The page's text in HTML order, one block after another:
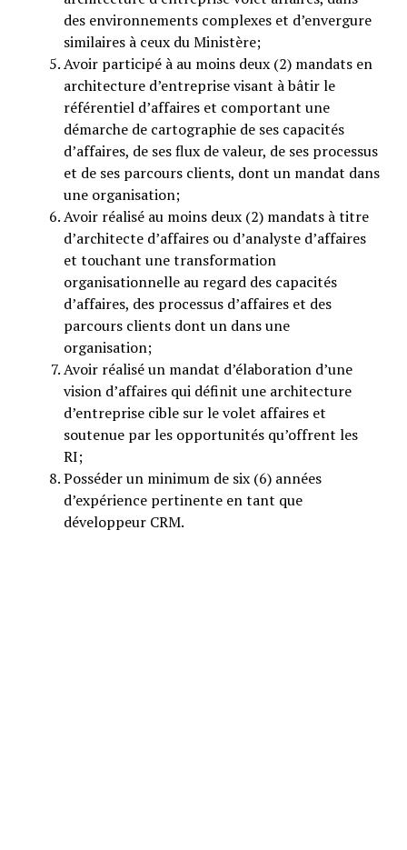
des environnements complexes et d’envergure
similaires à ceux du Ministère;
Avoir participé à au moins deux (2) mandats en
architecture d’entreprise visant à bâtir le
référentiel d’affaires et comportant une
démarche de cartographie de ses capacités
d’affaires, de ses flux de valeur, de ses processus
et de ses parcours clients, dont un mandat dans
une organisation;
Avoir réalisé au moins deux (2) mandats à titre
d’architecte d’affaires ou d’analyste d’affaires
et touchant une transformation
organisationnelle au regard des capacités
d’affaires, des processus d’affaires et des
parcours clients dont un dans une
organisation;
Avoir réalisé un mandat d’élaboration d’une
vision d’affaires qui définit une architecture
d’entreprise cible sur le volet affaires et
soutenue par les opportunités qu’offrent les
RI;
Posséder un minimum de six (6) années
d’expérience pertinente en tant que
développeur CRM.